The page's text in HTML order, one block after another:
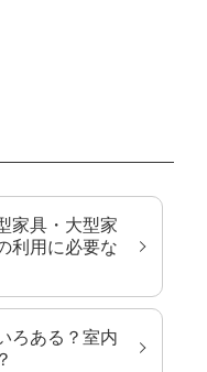
家具・大型家
利用に必要な
ろある？室内